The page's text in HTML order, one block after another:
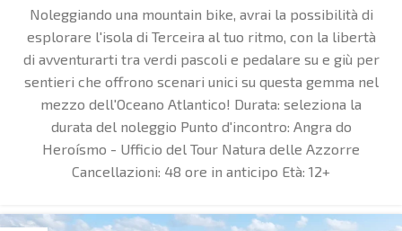
Noleggiando una mountain bike, avrai la possibilità di
esplorare l'isola di Terceira al tuo ritmo, con la libertà
di avventurarti tra verdi pascoli e pedalare su e giù per
sentieri che offrono scenari unici su questa gemma nel
mezzo dell'Oceano Atlantico! Durata: seleziona la
durata del noleggio Punto d'incontro: Angra do
Heroísmo - Ufficio del Tour Natura delle Azzorre
Cancellazioni: 48 ore in anticipo Età: 12+